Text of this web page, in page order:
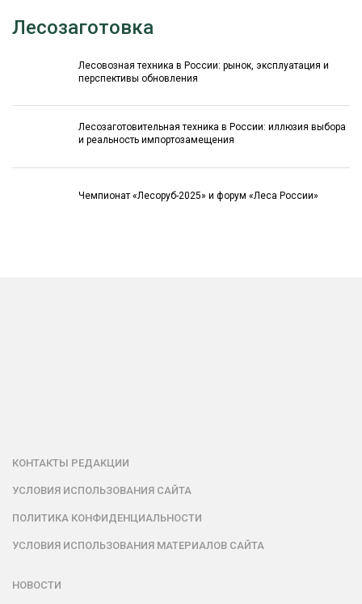
Лесозаготовка
Лесовозная техника в России: рынок, эксплуатация и
перспективы обновления
Лесозаготовительная техника в России: иллюзия выбора
и реальность импортозамещения
Чемпионат «Лесоруб-2025» и форум «Леса России»
КОНТАКТЫ РЕДАКЦИИ
УСЛОВИЯ ИСПОЛЬЗОВАНИЯ САЙТА
ПОЛИТИКА КОНФИДЕНЦИАЛЬНОСТИ
УСЛОВИЯ ИСПОЛЬЗОВАНИЯ МАТЕРИАЛОВ САЙТА
НОВОСТИ